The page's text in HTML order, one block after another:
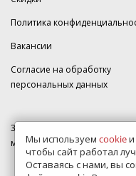
Политика
Вакансии
Согласие на обработку
персональных данных
350005, г. Краснодар,
магазин Плитка-SDVK.
Мы используем cookieи
чтобы сайт работал
Оставаясь с нами, вы